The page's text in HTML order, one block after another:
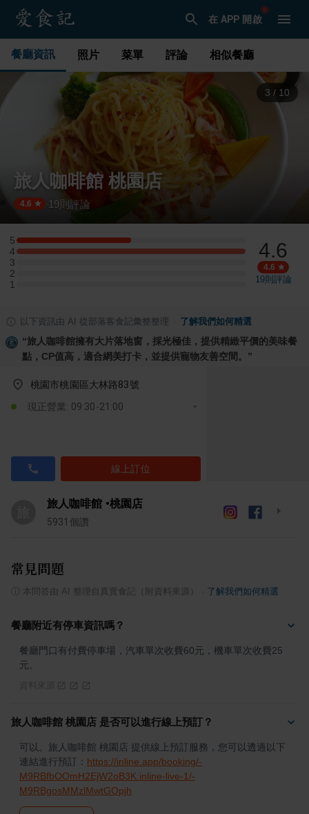
在 APP 開啟
餐廳資訊 照片 菜單 評論 相似餐廳
3 / 10
旅人咖啡館 桃園店
4.6 19 則評論
5
5 星：2 則評論
4
4 星：4 則評論
3
3 星：0 則評論
2
2 星：0 則評論
1
1 星：0 則評論
4.6
4.6
19則評論
以下資訊由 AI 從部落客食記彙整整理 了解我們如何精選
“旅人咖啡館擁有大片落地窗，採光極佳，提供精緻平價的美味餐
點，CP值高，適合網美打卡，並提供寵物友善空間。 ”
桃園市桃園區大林路83號
現正營業: 09:30-21:00
線上訂位
旅人咖啡館 •桃園店
5931 個讚
常見問題
本問答由 AI 整理自真實食記（附資料來源） 了解我們如何精選
餐廳附近有停車資訊嗎？
餐廳門口有付費停車場，汽車單次收費60元，機車單次收費25
元。
旅人咖啡館 桃園店 是否可以進行線上預訂？
可以。旅人咖啡館 桃園店 提供線上預訂服務，您可以透過以下
連結進行預訂： https://inline.app/booking/-
M9RBfbOOmH2EjW2oB3K:inline-live-1/-
M9RBgosMMzlMwtGOpjh